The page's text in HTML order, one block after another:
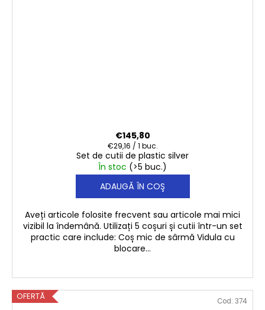
Set de cutii de plastic silver
În stoc (>5 buc.)
€145,80
Evaluare
preţ:
€29,16 / 1 buc.
ADAUGĂ ÎN COŞ
Aveți articole folosite frecvent sau articole mai mici
vizibil la îndemână. Utilizați 5 coșuri și cutii într-un set
practic care include: Coș mic de sârmă Vidula cu
blocare...
OFERTĂ Cod: 374